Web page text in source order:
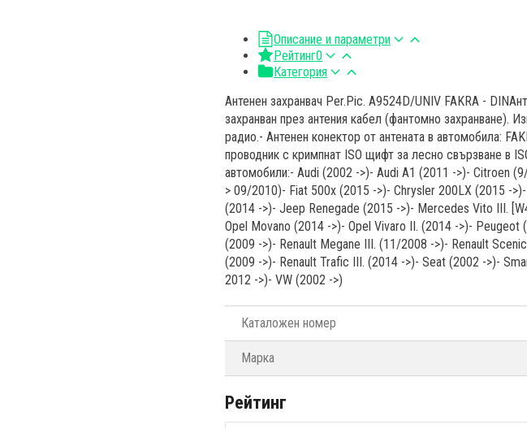
Описание и параметри
Рейтинг0
Категория
Антенен захранвач Per.Pic. A9524D/UNIV FAKRA -
захранван през антения кабел (фантомно захранване).
радио.- Антенен конектор от антената в автомобила:
проводник с кримпнат ISO щифт за лесно свързване в
автомобили:- Audi (2002 ->)- Audi A1 (2011 ->)- Citroen
> 09/2010)- Fiat 500x (2015 ->)- Chrysler 200LX (2015 -
(2014 ->)- Jeep Renegade (2015 ->)- Mercedes Vito III.
Opel Movano (2014 ->)- Opel Vivaro II. (2014 ->)-
(2009 ->)- Renault Megane III. (11/2008 ->)- Renault
(2009 ->)- Renault Trafic III. (2014 ->)- Seat (2002 ->)-
2012 ->)- VW (2002 ->)
Каталожен номер
Марка
Рейтинг